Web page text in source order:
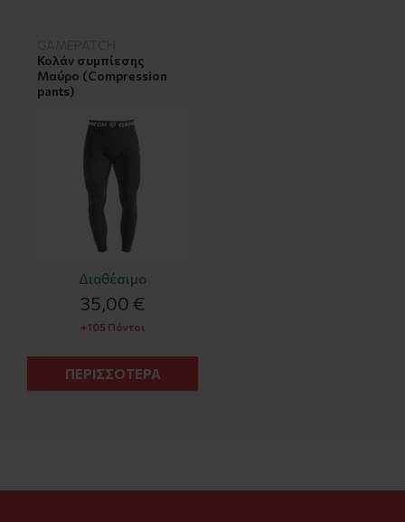
Κολάν συμπίεσης
Μαύρο (Compression
pants)
Διαθέσιμο
35,00 €
+105 Πόντοι
ΠΕΡΙΣΣΟΤΕΡΑ